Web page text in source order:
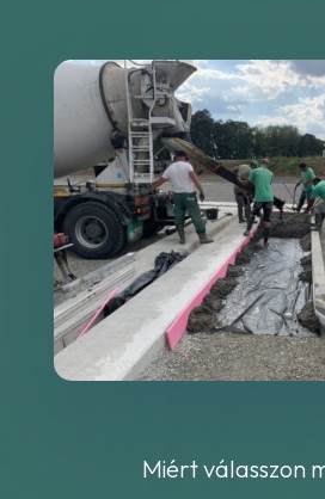
Miért válasszon